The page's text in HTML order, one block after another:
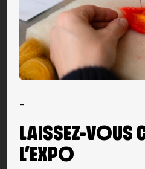
–
LAISSEZ-VOUS
L’EXPO